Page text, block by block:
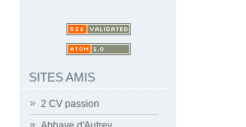
SITES AMIS
2 CV passion